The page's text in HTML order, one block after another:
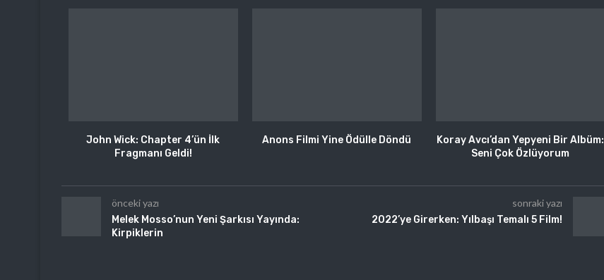
John Wick: Chapter 4’ün İlk
Fragmanı Geldi!
Anons Filmi Yine Ödülle Döndü
Koray Avcı’dan Yepyeni Bir Albüm:
Seni Çok Özlüyorum
önceki yazı
Melek Mosso’nun Yeni Şarkısı Yayında:
Kirpiklerin
sonraki yazı
2022’ye Girerken: Yılbaşı Temalı 5 Film!